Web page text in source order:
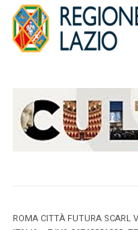
ROMA CITTÀ FUTURA SCARL